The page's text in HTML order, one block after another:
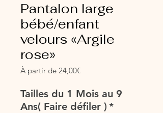
Pantalon large
bébé/enfant
velours «Argile
rose»
À partir de 24,00€Prix
Tailles du 1 Mois au 9
Ans( Faire défiler ) *